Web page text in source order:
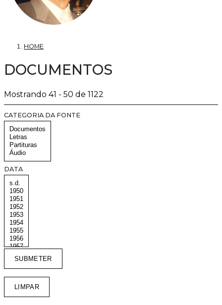
HOME
DOCUMENTOS
Mostrando 41 - 50 de 1122
CATEGORIA DA FONTE
DATA